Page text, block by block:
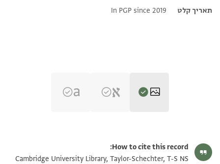
תאריך קלט
In PGP since 2019
T-S NS 226.48 1v הגדל וסובב
How to cite this record:
Cambridge University Library, Taylor-Schechter, T-S NS